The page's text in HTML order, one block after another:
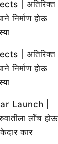
| अतिरिक्त
निर्माण होऊ
| अतिरिक्त
निर्माण होऊ
Launch |
लाँच होऊ
कार